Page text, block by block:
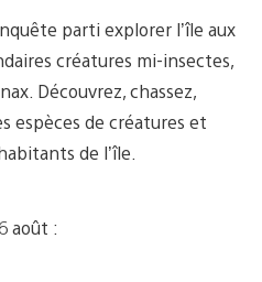
parti explorer l’île aux
créatures mi-insectes,
Découvrez, chassez,
espèces de créatures et
de l’île.
août :